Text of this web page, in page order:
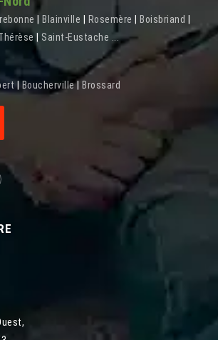
Blainville Rosemère Boisbriand
Saint-Eustache ...
Boucherville| Brossard
,